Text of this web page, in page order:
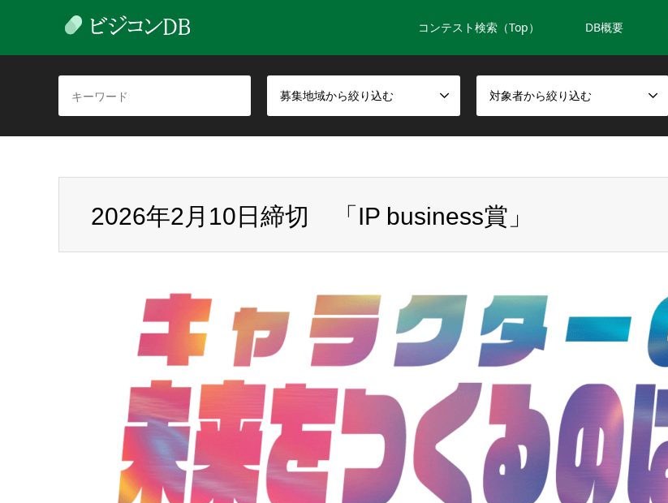
コンテスト検索（Top） DB概要
募集地域から絞り込む 対象者から絞り込む
2026年2月10日締切 「IP business賞」